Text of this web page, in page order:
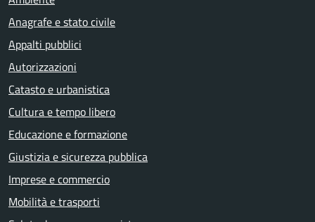
Anagrafe e stato civile
Appalti pubblici
Autorizzazioni
Catasto e urbanistica
Cultura e tempo libero
Educazione e formazione
Giustizia e sicurezza pubblica
Imprese e commercio
Mobilità e trasporti